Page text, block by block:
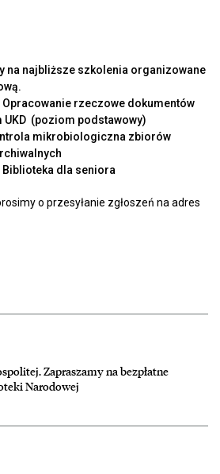
na najbliższe szkolenia organizowane
rzeczowe dokumentów
UKD (poziom podstawowy)
mikrobiologiczna zbiorów
dla seniora
o przesyłanie zgłoszeń na adres
Zapraszamy na bezpłatne
Narodowej
Rzeczypospolitej. Zapraszamy na
otrzymał Nagrodę m. st. Warszawy